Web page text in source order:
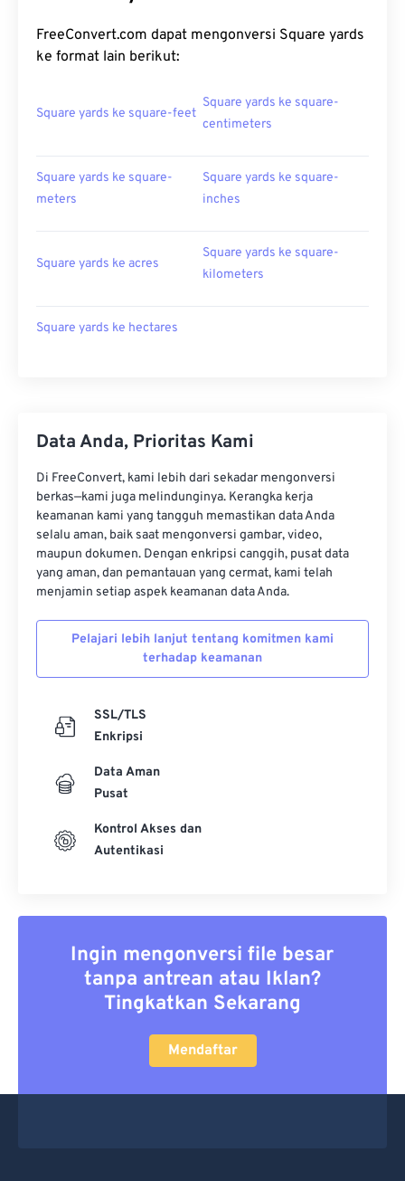
FreeConvert.com dapat mengonversi Square yards
ke format lain berikut:
Square yards ke square-feet
Square yards ke square-
centimeters
Square yards ke square-
meters
Square yards ke square-
inches
Square yards ke acres
Square yards ke square-
kilometers
Square yards ke hectares
Data Anda, Prioritas Kami
Di FreeConvert, kami lebih dari sekadar mengonversi
berkas—kami juga melindunginya. Kerangka kerja
keamanan kami yang tangguh memastikan data Anda
selalu aman, baik saat mengonversi gambar, video,
maupun dokumen. Dengan enkripsi canggih, pusat data
yang aman, dan pemantauan yang cermat, kami telah
menjamin setiap aspek keamanan data Anda.
Pelajari lebih lanjut tentang komitmen kami
terhadap keamanan
SSL/TLS
Enkripsi
Data Aman
Pusat
Kontrol Akses dan
Autentikasi
Ingin mengonversi file besar
tanpa antrean atau Iklan?
Tingkatkan Sekarang
Mendaftar